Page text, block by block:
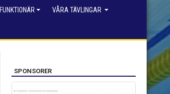
FUNKTIONÄR VÅRA TÄVLINGAR
SPONSORER